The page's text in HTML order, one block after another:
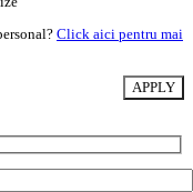
Click aici pentru mai